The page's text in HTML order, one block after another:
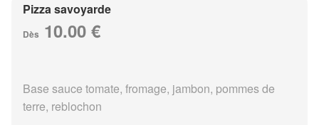
Pizza savoyarde
Dès 10.00 €
Base sauce tomate, fromage, jambon, pommes de
terre, reblochon